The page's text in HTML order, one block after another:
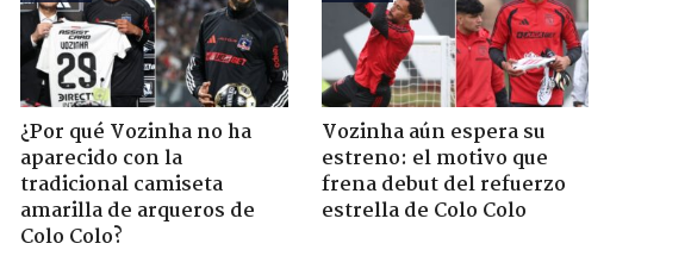
¿Por qué Vozinha no ha
aparecido con la
tradicional camiseta
amarilla de arqueros de
Colo Colo?
Vozinha aún espera su
estreno: el motivo que
frena debut del refuerzo
estrella de Colo Colo